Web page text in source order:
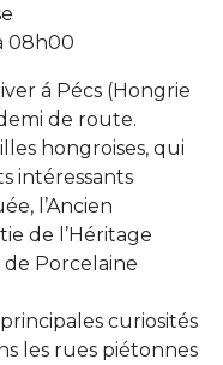
08h00
á Pécs (Hongrie
de route.
hongroises, qui
intéressants
l’Ancien
de l’Héritage
de Porcelaine
curiosités
les rues piétonnes